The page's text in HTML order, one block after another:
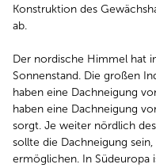
Konstruktion des
ab.
Der nordische Himmel hat
Sonnenstand. Die großen
haben eine Dachneigung
haben eine Dachneigung
sorgt. Je weiter nördlich
sollte die Dachneigung
ermöglichen. In Südeuropa